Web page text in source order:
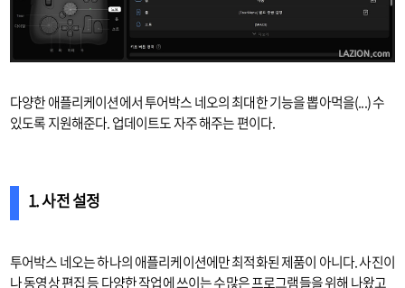
다양한 애플리케이션에서 투어박스 네오의 최대한 기능을 뽑아먹을(...) 수
있도록 지원해준다. 업데이트도 자주 해주는 편이다.
1. 사전 설정
투어박스 네오는 하나의 애플리케이션에만 최적화된 제품이 아니다. 사진이
나 동영상 편집 등 다양한 작업에 쓰이는 수많은 프로그램들을 위해 나왔고